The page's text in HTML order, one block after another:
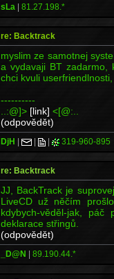
sLa | 81.27.198.*
re: Backtrack
myslim ze samotnej
a vydavaji BT zadarmo,
chci kvuli
----------
..:@]> [link] <[@:..
(odpovědět)
DjH | | | 319-960-895
re: Backtrack
JJ, BackTrack je
LiveCD už něčím
kdybych-věděl-jak,
deklarace střingů.
(odpovědět)
_D@N | 89.190.44.*